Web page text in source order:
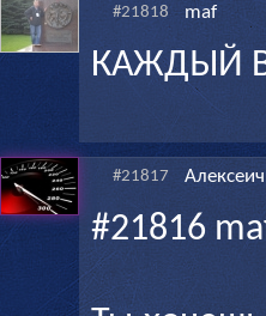
#21818 maf
КАЖДЫЙ
#21817 Алексеич
#21816